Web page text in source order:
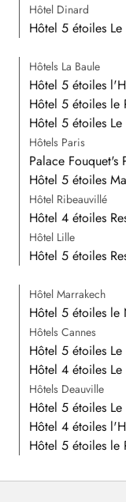
Hôtel Dinard
Hôtel 5 étoiles
Hôtels La Baule
Hôtel 5 étoiles
Hôtel 5 étoiles le
Hôtel 5 étoiles Le
Hôtels Paris
Palace Fouquet's
Hôtel 5 étoiles
Hôtel Ribeauvillé
Hôtel 4 étoiles
Hôtel Lille
Hôtel 5 étoiles
Hôtel Marrakech
Hôtel 5 étoiles le
Hôtels Cannes
Hôtel 5 étoiles
Hôtel 4 étoiles
Hôtels Deauville
Hôtel 5 étoiles
Hôtel 4 étoiles
Hôtel 5 étoiles le